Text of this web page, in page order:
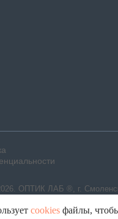
ОПТИК ЛАБ ®, г.
cookies файлы,